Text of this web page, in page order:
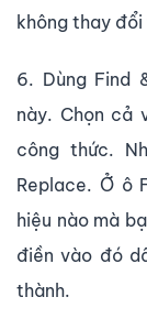
không thay
6. Dùng Find
này. Chọn cả
công thức.
Replace. Ở ô
hiệu nào mà
điền vào đó
thành.